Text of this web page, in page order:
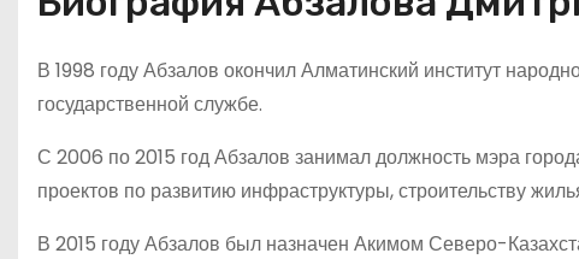
В 1998 году Абзалов окончил Алматинский институт
государственной службе.
С 2006 по 2015 год Абзалов занимал должность мэра
проектов по развитию инфраструктуры, строительству
В 2015 году Абзалов был назначен Акимом Северо-